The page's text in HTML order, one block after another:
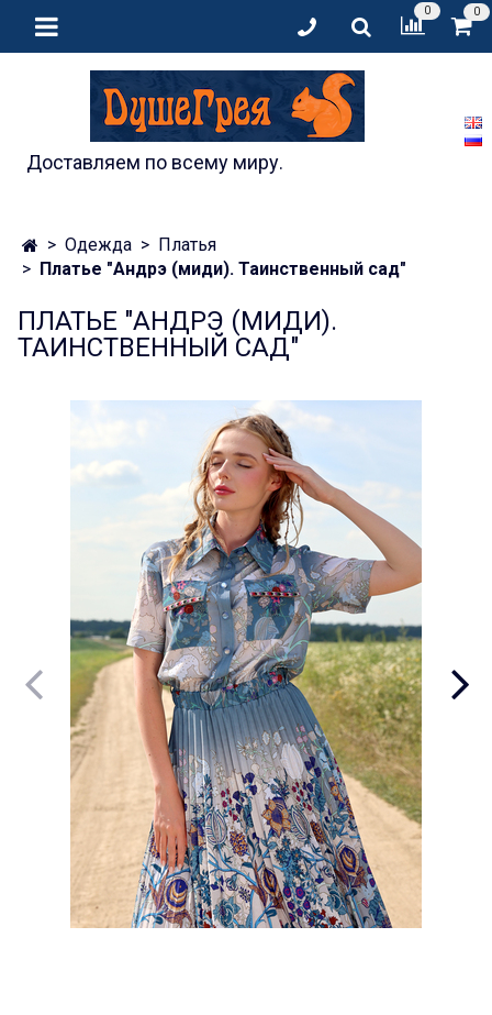
0 0
Доставляем по всему миру.
Одежда
Платья
Платье "Андрэ (миди). Таинственный сад"
ПЛАТЬЕ "АНДРЭ (МИДИ).
ТАИНСТВЕННЫЙ САД"